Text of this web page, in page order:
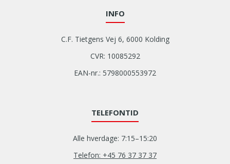
INFO
C.F. Tietgens Vej 6, 6000 Kolding
CVR: 10085292
EAN-nr.: 5798000553972
TELEFONTID
Alle hverdage: 7:15–15:20
Telefon: +45 76 37 37 37